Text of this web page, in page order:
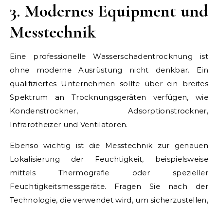
3. Modernes Equipment und
Messtechnik
Eine professionelle Wasserschadentrocknung ist
ohne moderne Ausrüstung nicht denkbar. Ein
qualifiziertes Unternehmen sollte über ein breites
Spektrum an Trocknungsgeräten verfügen, wie
Kondenstrockner, Adsorptionstrockner,
Infrarotheizer und Ventilatoren.
Ebenso wichtig ist die Messtechnik zur genauen
Lokalisierung der Feuchtigkeit, beispielsweise
mittels Thermografie oder spezieller
Feuchtigkeitsmessgeräte. Fragen Sie nach der
Technologie, die verwendet wird, um sicherzustellen,